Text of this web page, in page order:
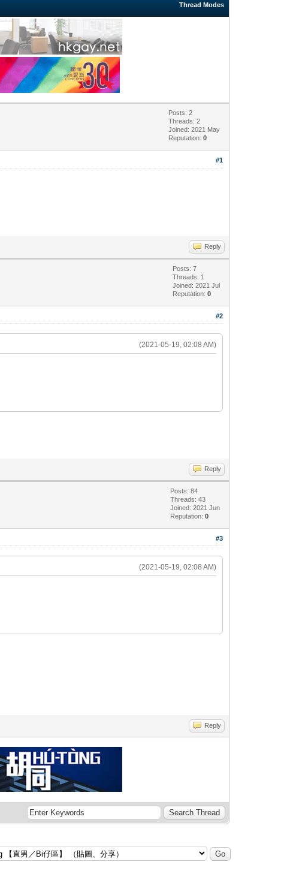
Thread Modes
Posts: 2
Threads: 2
Joined: 2021 May
Reputation:0
#1
Reply
Posts: 7
Threads: 1
Joined: 2021 Jul
Reputation:0
#2
(2021-05-19, 02:08 AM)
Reply
Posts: 84
Threads: 43
Joined: 2021 Jun
Reputation:0
#3
(2021-05-19, 02:08 AM)
Reply